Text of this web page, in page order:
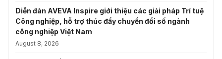
Diễn đàn AVEVA Inspire giới thiệu các giải pháp Trí tuệ
Công nghiệp, hỗ trợ thúc đẩy chuyển đổi số ngành
công nghiệp Việt Nam
August 8, 2026